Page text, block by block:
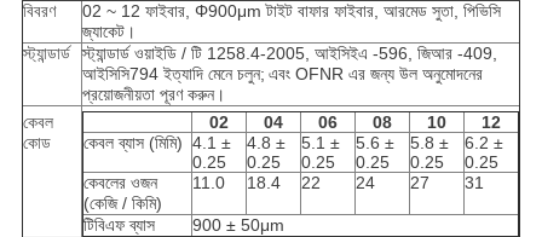
বিবরণ
02 ~ 12 ফাইবার, Φ900μm টাইট বাফার ফাইবার, আরমেড সুতা, পিভিসি
জ্যাকেট।
স্ট্যান্ডার্ড
স্ট্যান্ডার্ড ওয়াইডি / টি 1258.4-2005, আইসিইএ -596, জিআর -409,
আইসিসি794 ইত্যাদি মেনে চলুন; এবং OFNR এর জন্য উল অনুমোদনের
প্রয়োজনীয়তা পূরণ করুন।
কেবল
কোড
02 04 06 08 10
12
কেবল ব্যাস (মিমি) 4.1 ±
0.25
4.8 ±
0.25
5.1 ±
0.25
5.6 ±
0.25
5.8 ±
0.25
6.2 ±
0.25
কেবলের ওজন
(কেজি / কিমি)
11.0 18.4 22 24 27 31
টিবিএফ ব্যাস
900 ± 50μm